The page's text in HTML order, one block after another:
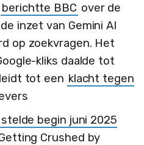
berichtte BBC over de
inzet van Gemini AI
op zoekvragen. Het
kliks daalde tot
tot een klacht tegen
stelde begin juni 2025
Crushed by